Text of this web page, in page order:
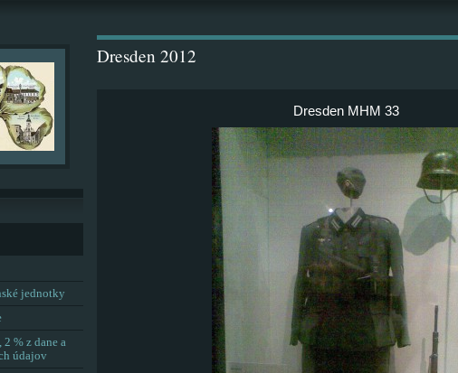
Dresden 2012
Dresden MHM 33
jednotky
% z dane a
údajov